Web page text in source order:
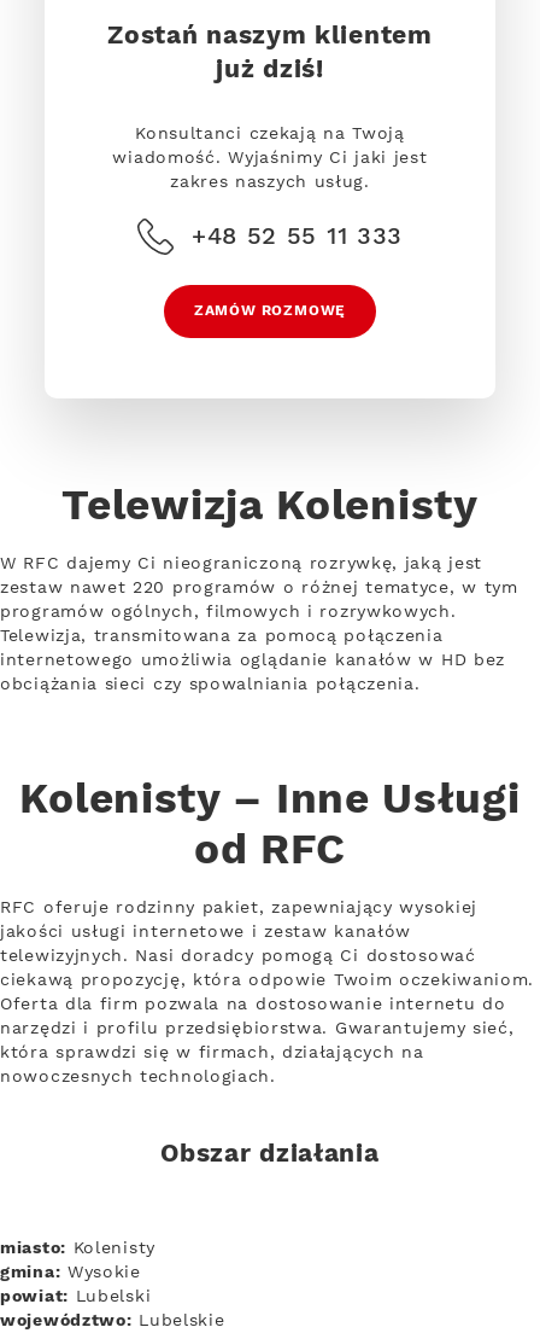
Zostań naszym klientem
już dziś!
Konsultanci czekają na Twoją
wiadomość. Wyjaśnimy Ci jaki jest
zakres naszych usług.
+48 52 55 11 333
ZAMÓW ROZMOWĘ
Telewizja Kolenisty
W RFC dajemy Ci nieograniczoną rozrywkę, jaką jest
zestaw nawet 220 programów o różnej tematyce, w tym
programów ogólnych, filmowych i rozrywkowych.
Telewizja, transmitowana za pomocą połączenia
internetowego umożliwia oglądanie kanałów w HD bez
obciążania sieci czy spowalniania połączenia.
Kolenisty – Inne Usługi
od RFC
RFC oferuje rodzinny pakiet, zapewniający wysokiej
jakości usługi internetowe i zestaw kanałów
telewizyjnych. Nasi doradcy pomogą Ci dostosować
ciekawą propozycję, która odpowie Twoim oczekiwaniom.
Oferta dla firm pozwala na dostosowanie internetu do
narzędzi i profilu przedsiębiorstwa. Gwarantujemy sieć,
która sprawdzi się w firmach, działających na
nowoczesnych technologiach.
Obszar działania
miasto: Kolenisty
gmina: Wysokie
powiat: Lubelski
województwo: Lubelskie